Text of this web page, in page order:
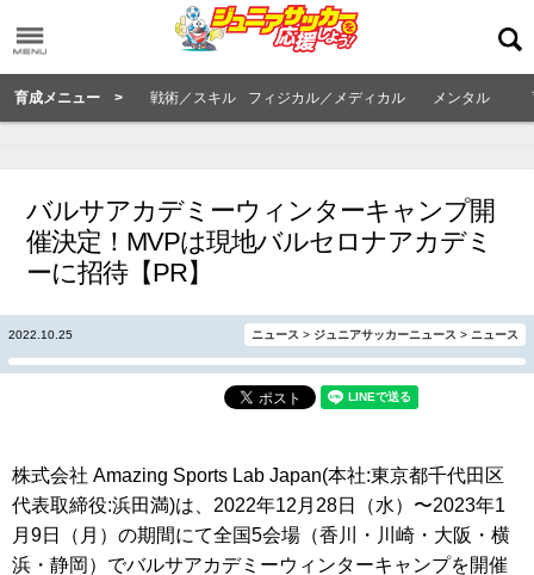
育成メニュー > 戦術／スキル フィジカル／メディカル メンタル
バルサアカデミーウィンターキャンプ開
催決定！MVPは現地バルセロナアカデミ
ーに招待【PR】
2022.10.25 ニュース > ジュニアサッカーニュース > ニュース
株式会社 Amazing Sports Lab Japan(本社:東京都千代田区
代表取締役:浜田満)は、2022年12月28日（水）〜2023年1
月9日（月）の期間にて全国5会場（香川・川崎・大阪・横
浜・静岡）でバルサアカデミーウィンターキャンプを開催